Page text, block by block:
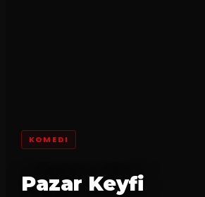
KOMEDI
Pazar Keyfi